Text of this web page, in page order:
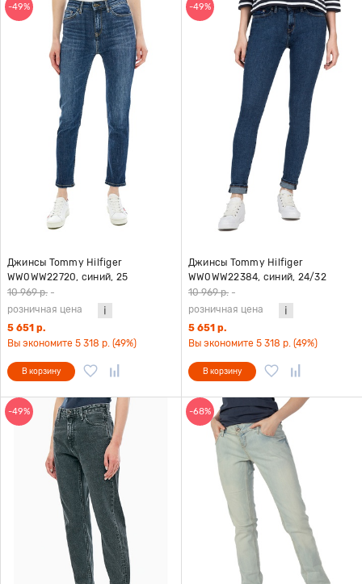
-49%
Джинсы Tommy Hilfiger
WW0WW22720, синий, 25
10 969 р. -
розничная цена
5 651 р.
Вы экономите 5 318 р. (49%)
В корзину
-49%
Джинсы Tommy Hilfiger
WW0WW22384, синий, 24/32
10 969 р. -
розничная цена
5 651 р.
Вы экономите 5 318 р. (49%)
В корзину
-49% -68%